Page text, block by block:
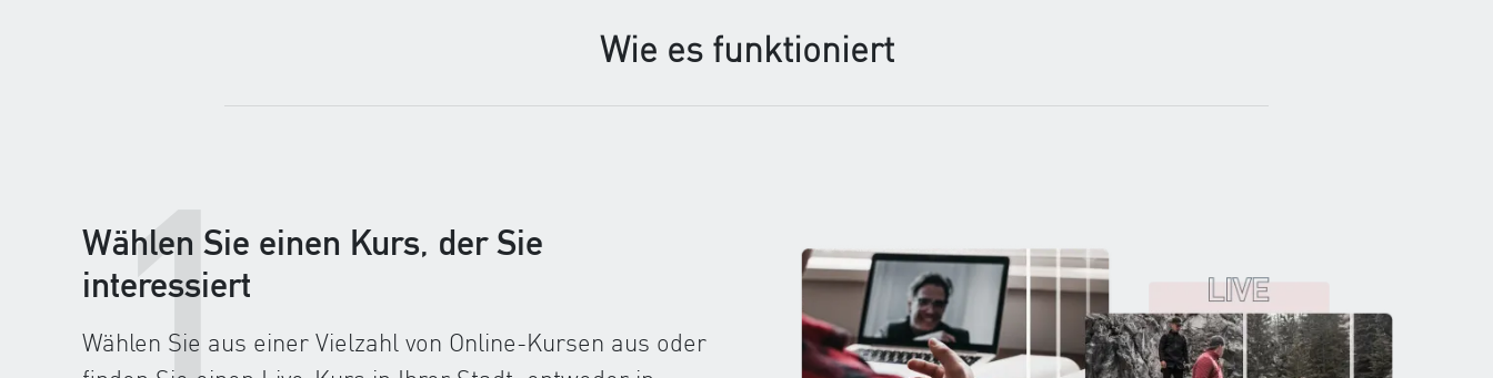
Wie es funktioniert
Wählen Sie einen Kurs, der Sie
interessiert
Wählen Sie aus einer Vielzahl von Online-Kursen aus oder